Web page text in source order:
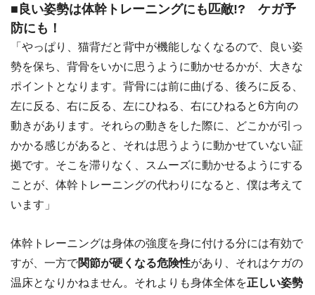
■良い姿勢は体幹トレーニングにも匹敵!? ケガ予
防にも！
「やっぱり、猫背だと背中が機能しなくなるので、良い姿
勢を保ち、背骨をいかに思うように動かせるかが、大きな
ポイントとなります。背骨には前に曲げる、後ろに反る、
左に反る、右に反る、左にひねる、右にひねると6方向の
動きがあります。それらの動きをした際に、どこかが引っ
かかる感じがあると、それは思うように動かせていない証
拠です。そこを滞りなく、スムーズに動かせるようにする
ことが、体幹トレーニングの代わりになると、僕は考えて
います」
体幹トレーニングは身体の強度を身に付ける分には有効で
すが、一方で関節が硬くなる危険性があり、それはケガの
温床となりかねません。それよりも身体全体を正しい姿勢